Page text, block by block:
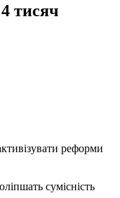
тисяч
реформи
сумісність